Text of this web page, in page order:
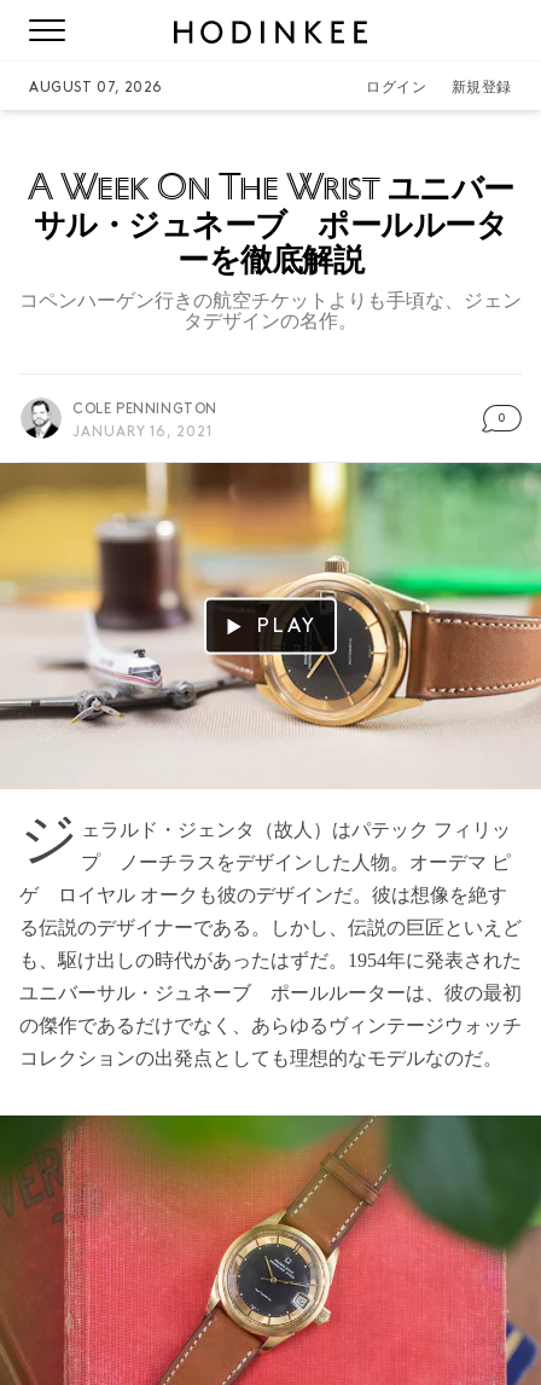
AUGUST 07, 2026 ログイン 新規登録
A Week On The Wristユニバー
サル・ジュネーブ ポールルータ
ーを徹底解説
コペンハーゲン行きの航空チケットよりも手頃な、ジェン
タデザインの名作。
COLE PENNINGTON
JANUARY 16, 2021
0
PLAY
ジ ェラルド・ジェンタ（故人）はパテック フィリッ
プ ノーチラスをデザインした人物。オーデマ ピ
ゲ ロイヤル オークも彼のデザインだ。彼は想像を絶す
る伝説のデザイナーである。しかし、伝説の巨匠といえど
も、駆け出しの時代があったはずだ。1954年に発表された
ユニバーサル・ジュネーブ ポールルーターは、彼の最初
の傑作であるだけでなく、あらゆるヴィンテージウォッチ
コレクションの出発点としても理想的なモデルなのだ。